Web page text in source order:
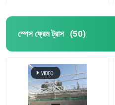
স্পেস ফ্রেম ট্রাস (50)